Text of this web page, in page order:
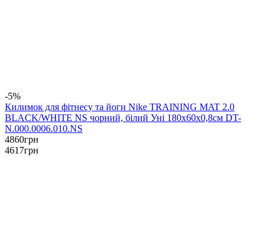
-5%
Килимок для фітнесу та йоги Nike TRAINING MAT 2.0
BLACK/WHITE NS чорний, білий Уні 180x60x0,8см DT-
N.000.0006.010.NS
4860грн
4617грн